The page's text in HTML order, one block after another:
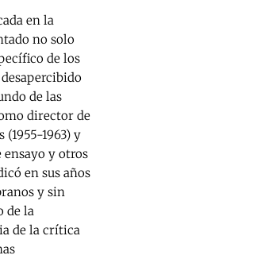
en la
no solo
de los
de las
director de
1963) y
ensayo y otros
en sus años
y sin
de la
de la crítica